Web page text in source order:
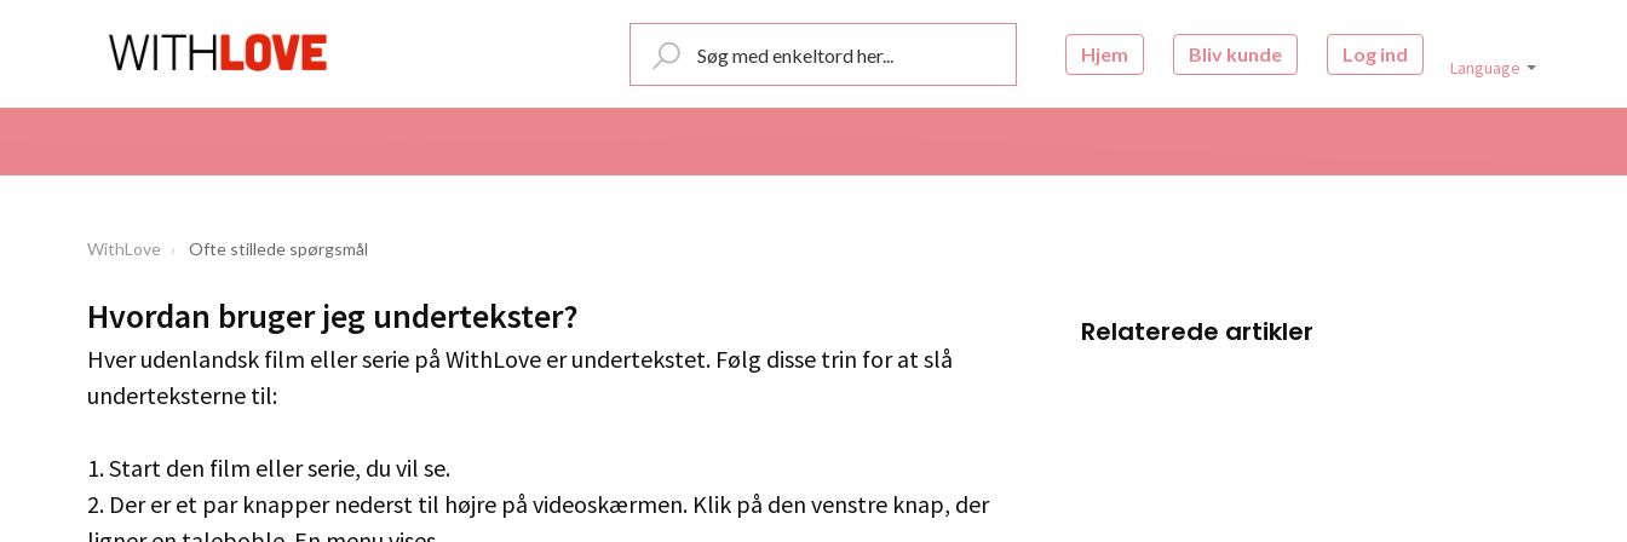
Hjem Bliv kunde Log ind
Language
WithLove Ofte stillede spørgsmål
Hvordan bruger jeg undertekster?
Hver udenlandsk film eller serie på WithLove er undertekstet. Følg disse trin for at slå
underteksterne til:
1. Start den film eller serie, du vil se.
2. Der er et par knapper nederst til højre på videoskærmen. Klik på den venstre knap, der
Relaterede artikler